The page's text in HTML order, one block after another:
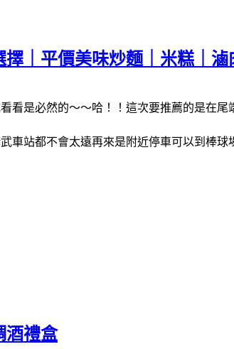
｜平價美味炒麵｜米糕｜滷
看是必然的～～哈！！這次要推薦的是在
車站都不會太遠再來是附近停車可以到棒
酒禮盒